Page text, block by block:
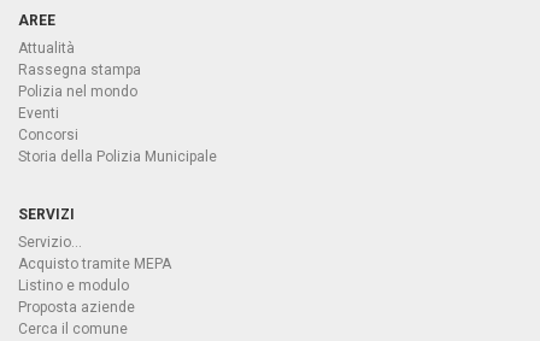
AREE
Attualità
Rassegna stampa
Polizia nel mondo
Eventi
Concorsi
Storia della Polizia Municipale
SERVIZI
Servizio...
Acquisto tramite MEPA
Listino e modulo
Proposta aziende
Cerca il comune